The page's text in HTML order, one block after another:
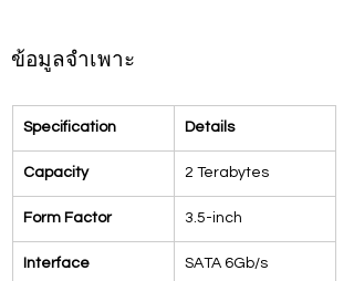
ข้อมูลจำเพาะ
Specification Details
Capacity 2 Terabytes
Form Factor 3.5-inch
Interface SATA 6Gb/s